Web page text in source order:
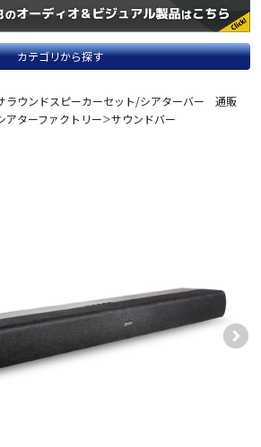
カテゴリから探す
ラウンドスピーカーセット/シアターバー 通販
アターファクトリー＞サウンドバー